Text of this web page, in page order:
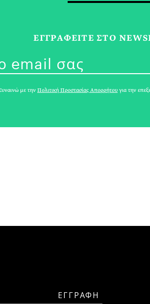
6+6
ΑΘΗΝΕΑ
ΕΓΓPΑΦΕΙΤΕ ΣΤΟ
με τηνΠολιτική Προστασίας Απορρήτου για την